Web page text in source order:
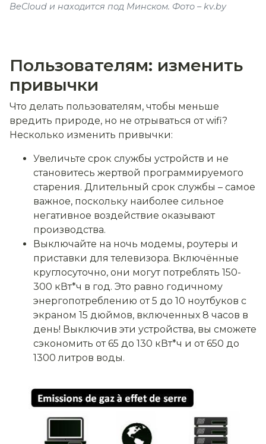
BeCloud и находится под Минском. Фото – kv.by
Пользователям: изменить
привычки
Что делать пользователям, чтобы меньше
вредить природе, но не отрываться от wifi?
Несколько изменить привычки:
Увеличьте срок службы устройств и не
становитесь жертвой программируемого
старения. Длительный срок службы – самое
важное, поскольку наиболее сильное
негативное воздействие оказывают
производства.
Выключайте на ночь модемы, роутеры и
приставки для телевизора. Включённые
круглосуточно, они могут потреблять 150-
300 кВт*ч в год. Это равно годичному
энергопотреблению от 5 до 10 ноутбуков с
экраном 15 дюймов, включенных 8 часов в
день! Выключив эти устройства, вы сможете
сэкономить от 65 до 130 кВт*ч и от 650 до
1300 литров воды.